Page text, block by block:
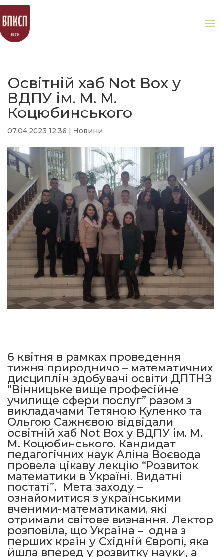
Освітній хаб Not Box у
ВДПУ ім. М. М.
Коцюбинського
07.04.2023 12:36 Новини
6 квітня в рамках проведення
тижня природничо – математичних
дисциплін здобувачі освіти ДПТНЗ
“Вінницьке вище професійне
училище сфери послуг” разом з
викладачами Тетяною Куленко та
Ольгою Сажнєвою відвідали
освітній хаб Not Box у ВДПУ ім. М.
М. Коцюбинського. Кандидат
педагогічних наук Аліна Воєвода
провела цікаву лекцію “Розвиток
математики в Україні. Видатні
постаті”. Мета заходу –
ознайомитися з українськими
вченими-математиками, які
отримали світове визнання. Лектор
розповіла, що Україна – одна з
перших країн у Східній Європі, яка
йшла вперед у розвитку науки, а